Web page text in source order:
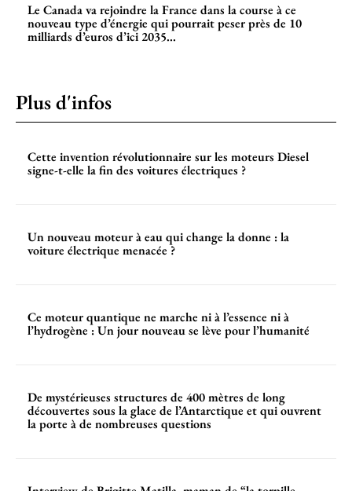
Le Canada va rejoindre la France dans la course à ce
nouveau type d’énergie qui pourrait peser près de 10
milliards d’euros d’ici 2035...
Plus d'infos
Cette invention révolutionnaire sur les moteurs Diesel
signe-t-elle la fin des voitures électriques ?
Un nouveau moteur à eau qui change la donne : la
voiture électrique menacée ?
Ce moteur quantique ne marche ni à l’essence ni à
l’hydrogène : Un jour nouveau se lève pour l’humanité
De mystérieuses structures de 400 mètres de long
découvertes sous la glace de l’Antarctique et qui ouvrent
la porte à de nombreuses questions